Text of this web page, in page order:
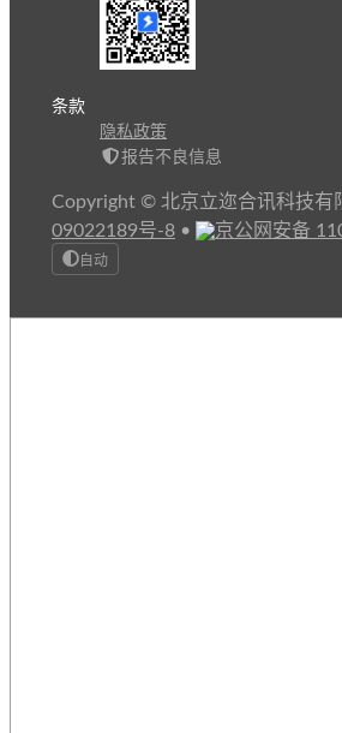
条款
隐私政策
报告不良信息
Copyright © 北京立迩合讯科技有
09022189号-8 • 京公网安备
自动